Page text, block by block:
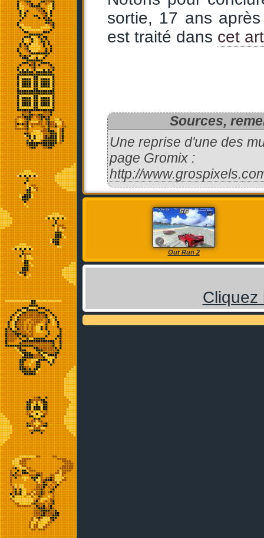
sortie, 17 ans
est traité dans cet
Sources,
Une reprise d'une des
page Gromix :
http://
Out Run 2
Cliquez